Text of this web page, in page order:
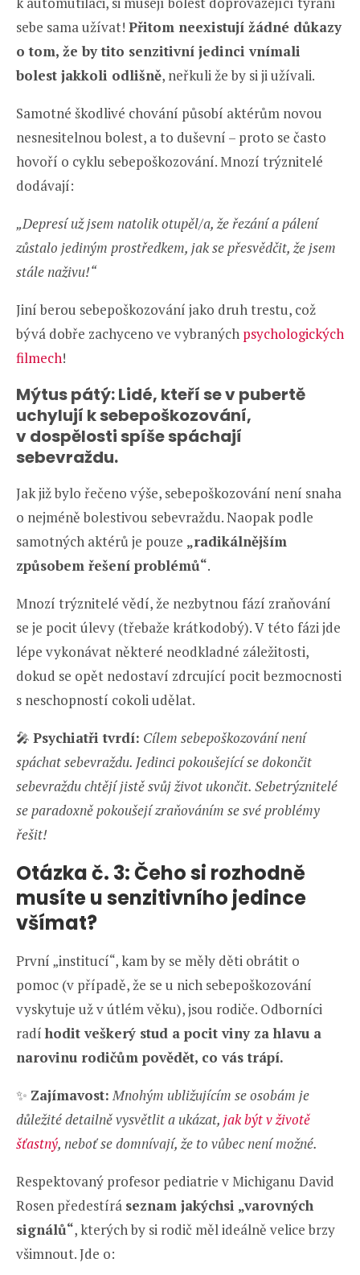
sebe sama užívat! Přitom neexistují žádné důkazy
o tom, že by tito senzitivní jedinci vnímali
bolest jakkoli odlišně, neřkuli že by si ji užívali.
Samotné škodlivé chování působí aktérům novou
nesnesitelnou bolest, a to duševní – proto se často
hovoří o cyklu sebepoškozování. Mnozí trýznitelé
dodávají:
„Depresí už jsem natolik otupěl/a, že řezání a pálení
zůstalo jediným prostředkem, jak se přesvědčit, že jsem
stále naživu!“
Jiní berou sebepoškozování jako druh trestu, což
bývá dobře zachyceno ve vybraných psychologických
filmech!
Mýtus pátý: Lidé, kteří se v pubertě
uchylují k sebepoškozování,
v dospělosti spíše spáchají
sebevraždu.
Jak již bylo řečeno výše, sebepoškozování není snaha
o nejméně bolestivou sebevraždu. Naopak podle
samotných aktérů je pouze „radikálnějším
způsobem řešení problémů“.
Mnozí trýznitelé vědí, že nezbytnou fází zraňování
se je pocit úlevy (třebaže krátkodobý). V této fázi jde
lépe vykonávat některé neodkladné záležitosti,
dokud se opět nedostaví zdrcující pocit bezmocnosti
s neschopností cokoli udělat.
🎤 Psychiatři tvrdí: Cílem sebepoškozování není
spáchat sebevraždu. Jedinci pokoušející se dokončit
sebevraždu chtějí jistě svůj život ukončit. Sebetrýznitelé
se paradoxně pokoušejí zraňováním se své problémy
řešit!
Otázka č. 3: Čeho si rozhodně
musíte u senzitivního jedince
všímat?
První „institucí“, kam by se měly děti obrátit o
pomoc (v případě, že se u nich sebepoškozování
vyskytuje už v útlém věku), jsou rodiče. Odborníci
radí hodit veškerý stud a pocit viny za hlavu a
narovinu rodičům povědět, co vás trápí.
✨ Zajímavost: Mnohým ubližujícím se osobám je
důležité detailně vysvětlit a ukázat, jak být v životě
šťastný, neboť se domnívají, že to vůbec není možné.
Respektovaný profesor pediatrie v Michiganu David
Rosen předestírá seznam jakýchsi „varovných
signálů“, kterých by si rodič měl ideálně velice brzy
všimnout. Jde o: